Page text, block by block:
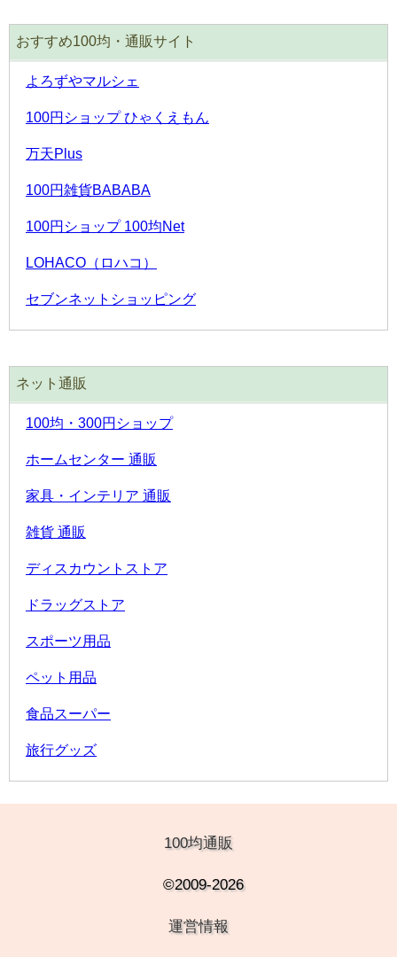
おすすめ100均・通販サイト
よろずやマルシェ
100円ショップ ひゃくえもん
万天Plus
100円雑貨BABABA
100円ショップ 100均Net
LOHACO（ロハコ）
セブンネットショッピング
ネット通販
100均・300円ショップ
ホームセンター 通販
家具・インテリア 通販
雑貨 通販
ディスカウントストア
ドラッグストア
スポーツ用品
ペット用品
食品スーパー
旅行グッズ
100均通販
©2009-2026
運営情報